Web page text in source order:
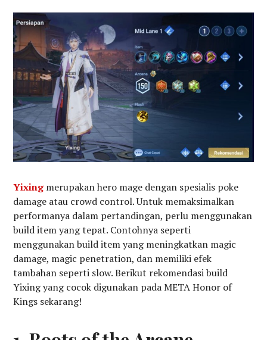
Yixingmerupakan hero mage dengan spesialis poke
damage atau crowd control. Untuk memaksimalkan
performanya dalam pertandingan, perlu menggunakan
build item yang tepat. Contohnya seperti
menggunakan build item yang meningkatkan magic
damage, magic penetration, dan memiliki efek
tambahan seperti slow. Berikut rekomendasi build
Yixing yang cocok digunakan pada META Honor of
Kings sekarang!